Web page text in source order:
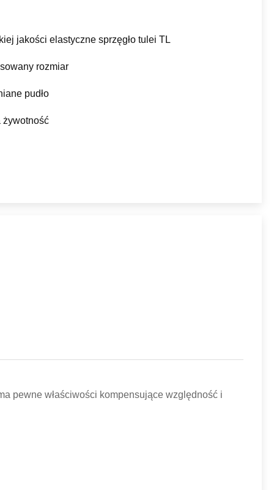
jakości elastyczne sprzęgło tulei TL
rozmiar
pudło
żywotność
pewne właściwości kompensujące względność i